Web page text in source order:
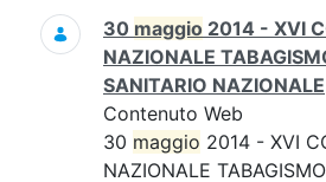
Ricerca
30 maggio 2014 - XVI
NAZIONALE
SANITARIO NAZIONALE
Contenuto Web
30 maggio 2014 - XVI
NAZIONALE